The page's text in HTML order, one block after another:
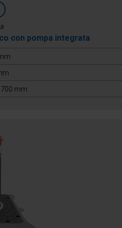
con pompa integrata
mm